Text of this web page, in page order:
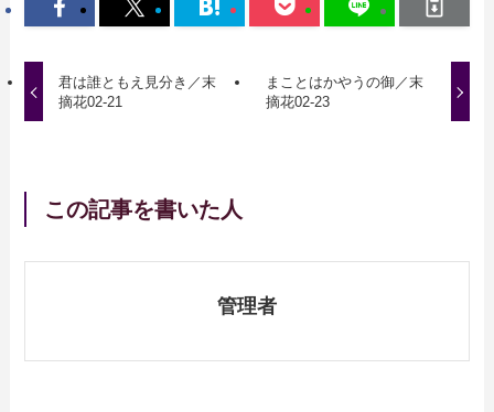
君は誰ともえ見分き／末
摘花02-21
まことはかやうの御／末
摘花02-23
この記事を書いた人
管理者